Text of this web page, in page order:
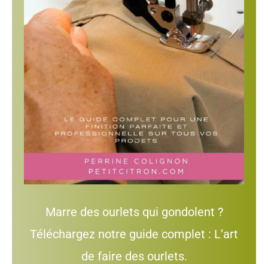
Marre des ourlets qui gondolent ?
Téléchargez notre guide complet : L’art
de faire des ourlets.